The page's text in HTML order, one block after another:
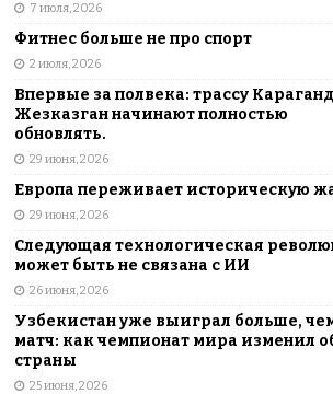
7 июля, 2026
Фитнес больше не про спорт
2 июля, 2026
Впервые за полвека: трассу
Жезказган начинают полностью
обновлять.
29 июня, 2026
Европа переживает историческую
29 июня, 2026
Следующая технологическая
может быть не связана с ИИ
26 июня, 2026
Узбекистан уже выиграл больше,
матч: как чемпионат мира изменил
страны
25 июня, 2026